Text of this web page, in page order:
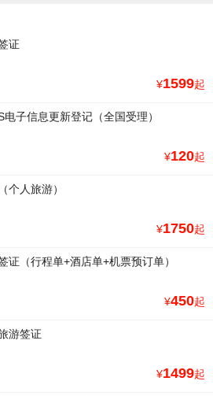
证
¥1599起
电子信息更新登记（全国受理）
¥120起
个人旅游）
¥1750起
证（行程单+酒店单+机票预订单）
¥450起
游签证
¥1499起